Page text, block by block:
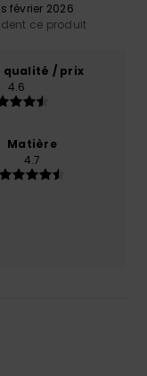
février 2026
ce produit
qualité / prix
4.6
Matière
4.7